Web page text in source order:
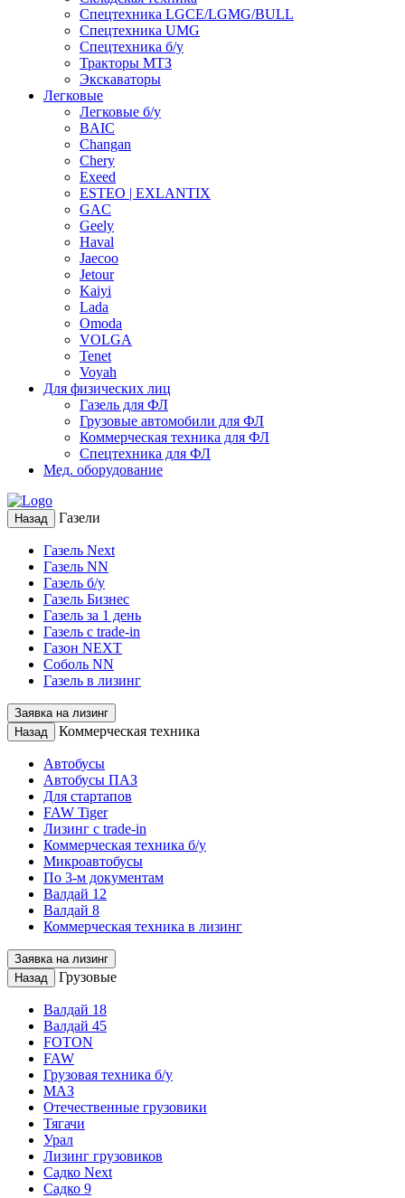
Спецтехника LGCE/LGMG/BULL
Спецтехника UMG
Спецтехника б/у
Тракторы МТЗ
Экскаваторы
Легковые
Легковые б/у
BAIC
Changan
Chery
Exeed
ESTEO | EXLANTIX
GAC
Geely
Haval
Jaecoo
Jetour
Kaiyi
Lada
Omoda
VOLGA
Tenet
Voyah
Для физических лиц
Газель для ФЛ
Грузовые автомобили для ФЛ
Коммерческая техника для ФЛ
Спецтехника для ФЛ
Мед. оборудование
Назад Газели
Газель Next
Газель NN
Газель б/у
Газель Бизнес
Газель за 1 день
Газель с trade-in
Газон NEXT
Соболь NN
Газель в лизинг
Заявка на лизинг
Назад
Коммерческая техника
Автобусы
Автобусы ПАЗ
Для стартапов
FAW Tiger
Лизинг с trade-in
Коммерческая техника б/у
Микроавтобусы
По 3-м документам
Валдай 12
Валдай 8
Коммерческая техника в лизинг
Заявка на лизинг
Назад
Грузовые
Валдай 18
Валдай 45
FOTON
FAW
Грузовая техника б/у
МАЗ
Отечественные грузовики
Тягачи
Урал
Лизинг грузовиков
Садко Next
Садко 9